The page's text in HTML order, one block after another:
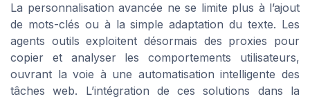
La personnalisation avancée ne se limite plus à l’ajout
de mots-clés ou à la simple adaptation du texte. Les
agents outils exploitent désormais des proxies pour
copier et analyser les comportements utilisateurs,
ouvrant la voie à une automatisation intelligente des
tâches web. L’intégration de ces solutions dans la